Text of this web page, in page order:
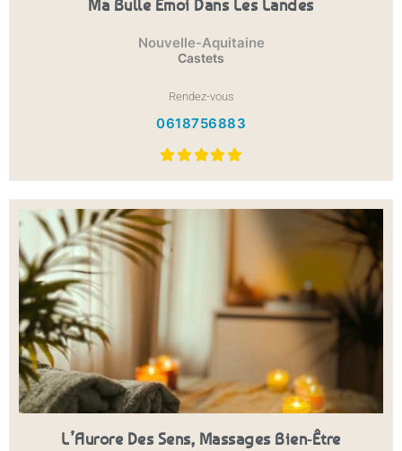
Ma Bulle Émoi Dans Les Landes
Nouvelle-Aquitaine
Castets
Rendez-vous
0618756883
L’Aurore Des Sens, Massages Bien-Être